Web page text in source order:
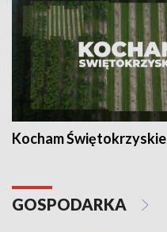
Kocham Świętokrzyskie
GOSPODARKA